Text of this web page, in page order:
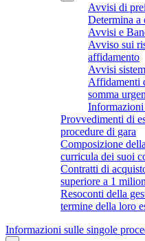
Avvisi di
Determina a
Avvisi e
Avviso sui
affidamento
Avvisi
Affidamenti
somma
Provvedimenti di
procedure di gara
Composizione
curricula dei suoi
Contratti di
superiore a 1
Resoconti della
termine della loro
Informazioni sulle singole